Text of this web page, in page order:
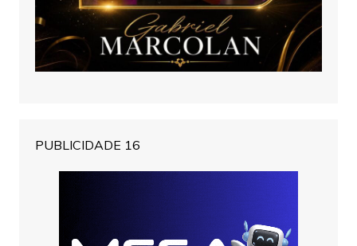
PUBLICIDADE 16